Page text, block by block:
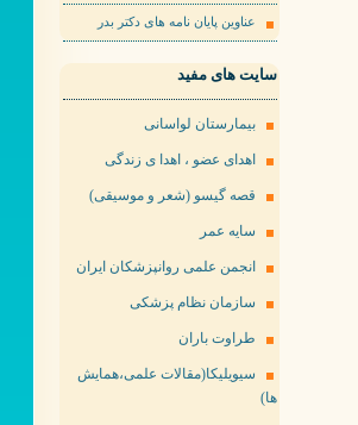
عناوین پایان نامه های دکتر بدر
سایت های مفید
بیمارستان لواسانی
اهدای عضو ، اهدا ی زندگی
قصه گیسو (شعر و موسیقی)
سایه عمر
انجمن علمی روانپزشکان ایران
سازمان نظام پزشکی
طراوت باران
سیویلیکا(مقالات علمی،همایش
ها)